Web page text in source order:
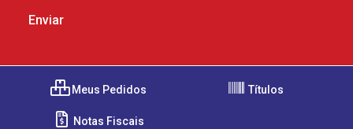
Meus Pedidos Títulos
Notas Fiscais